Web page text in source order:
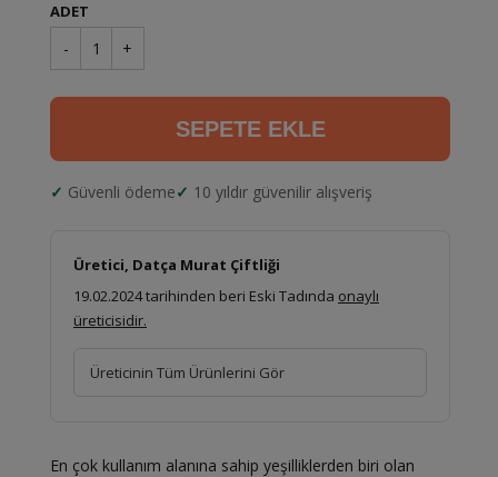
ADET
- 1 +
SEPETE EKLE
Güvenli ödeme 10 yıldır güvenilir alışveriş
Üretici, Datça Murat Çiftliği
19.02.2024 tarihinden beri Eski Tadında onaylı
üreticisidir.
Üreticinin Tüm Ürünlerini Gör
En çok kullanım alanına sahip yeşilliklerden biri olan